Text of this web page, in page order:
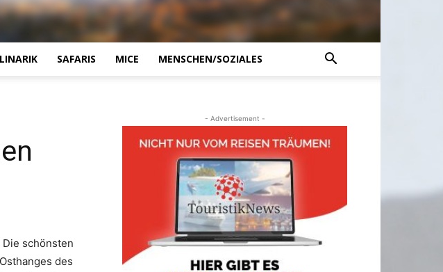
SAFARIS MICE MENSCHEN/SOZIALES
schönsten
des
- Advertisement -